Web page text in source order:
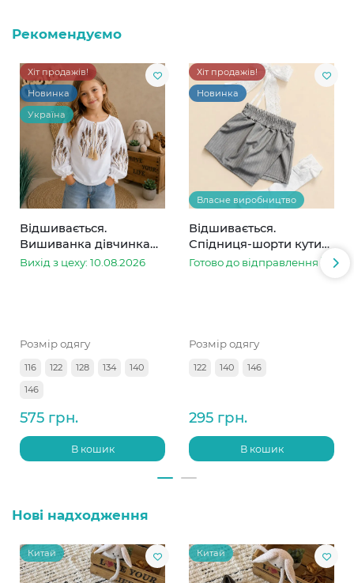
Рекомендуємо
Хіт продажів!
Новинка
Україна
Відшивається.
Вишиванка дівчинка
колоски
Вихід з цеху: 10.08.2026
Розмір одягу
116 122 128 134
140
146
575 грн.
В кошик
Хіт продажів!
Новинка
Власне виробництво
Відшивається.
Спідниця-шорти кутик
сіра в смужку
Готово до відправлення
Розмір одягу
122 140 146
295 грн.
В кошик
Нові надходження
Китай Китай